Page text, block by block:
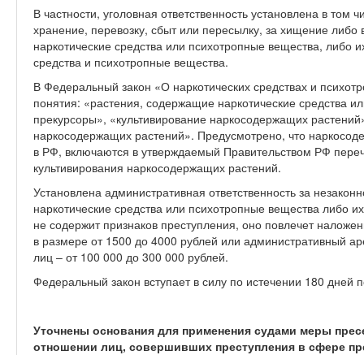
В частности, уголовная ответственность установлена в том
хранение, перевозку, сбыт или пересылку, за хищение
наркотические средства или психотропные вещества, либо
средства и психотропные вещества.
В Федеральный закон «О наркотических средствах и
понятия: «растения, содержащие наркотические средства
прекурсоры», «культивирование наркосодержащих
наркосодержащих растений». Предусмотрено, что
в РФ, включаются в утверждаемый Правительством РФ
культивирования наркосодержащих растений.
Установлена административная ответственность за
наркотические средства или психотропные вещества либо
не содержит признаков преступления, оно повлечет
в размере от 1500 до 4000 рублей или административный
лиц – от 100 000 до 300 000 рублей.
Федеральный закон вступает в силу по истечении 180 дней
Уточнены основания для применения судами меры
отношении лиц, совершивших преступления в сфере